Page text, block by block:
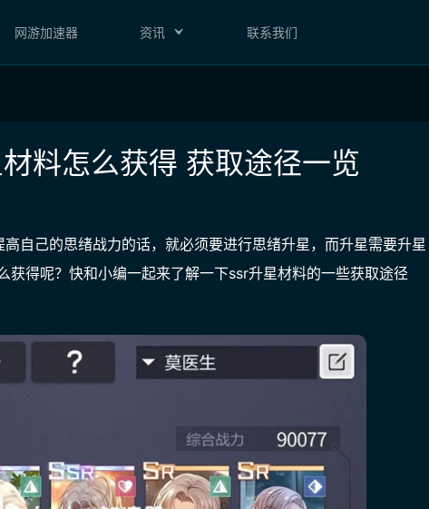
网游加速器 资讯 联系我们
料怎么获得 获取途径一览
自己的思绪战力的话，就必须要进行思绪升星，而升星需要升星
获得呢？快和小编一起来了解一下ssr升星材料的一些获取途径